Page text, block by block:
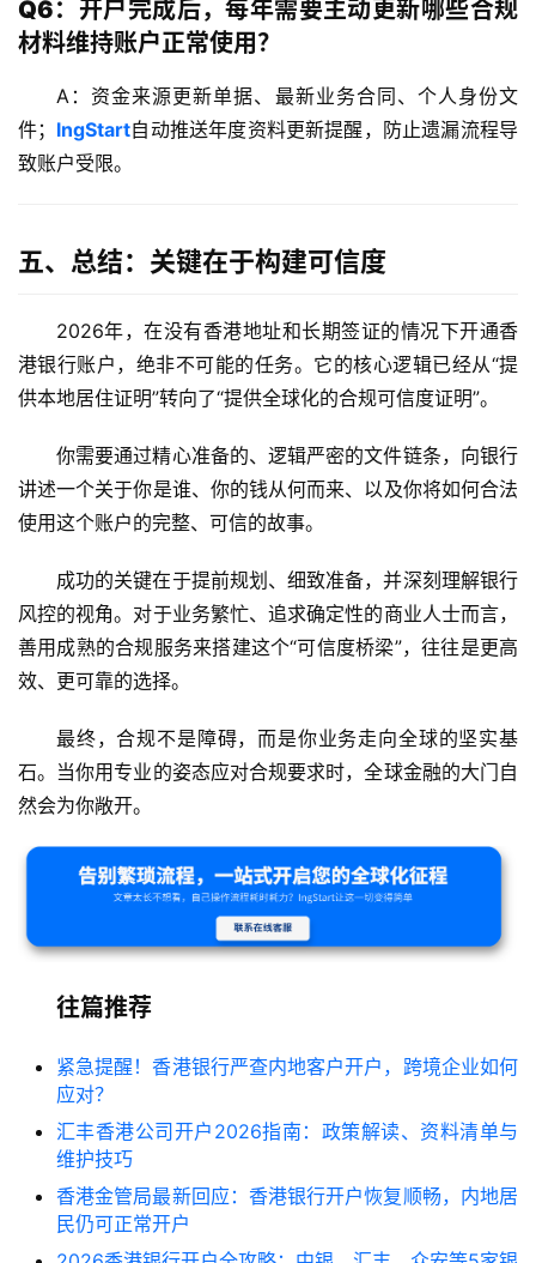
Q6：开户完成后，每年需要主动更新哪些合规
材料维持账户正常使用？
A：资金来源更新单据、最新业务合同、个人身份文
件； lngStart自动推送年度资料更新提醒，防止遗漏流程导
致账户受限。
五、总结：关键在于构建可信度
2026年，在没有香港地址和长期签证的情况下开通香
港银行账户，绝非不可能的任务。它的核心逻辑已经从“提
供本地居住证明”转向了“提供全球化的合规可信度证明”。
你需要通过精心准备的、逻辑严密的文件链条，向银行
讲述一个关于你是谁、你的钱从何而来、以及你将如何合法
使用这个账户的完整、可信的故事。
成功的关键在于提前规划、细致准备，并深刻理解银行
风控的视角。对于业务繁忙、追求确定性的商业人士而言，
善用成熟的合规服务来搭建这个“可信度桥梁”，往往是更高
效、更可靠的选择。
最终，合规不是障碍，而是你业务走向全球的坚实基
石。当你用专业的姿态应对合规要求时，全球金融的大门自
然会为你敞开。
往篇推荐
紧急提醒！香港银行严查内地客户开户，跨境企业如何
应对？
汇丰香港公司开户2026指南：政策解读、资料清单与
维护技巧
香港金管局最新回应：香港银行开户恢复顺畅，内地居
民仍可正常开户